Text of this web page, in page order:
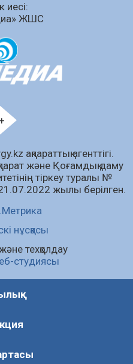
ы жаңа
дайын
сапына
ақпараттық-
және
не көрсетті
иесі:
ЖШС
ақпараттық агенттігі.
және Қоғамдық даму
тіркеу туралы №
жылы берілген.
нұсқасы
техқолдау
студиясы